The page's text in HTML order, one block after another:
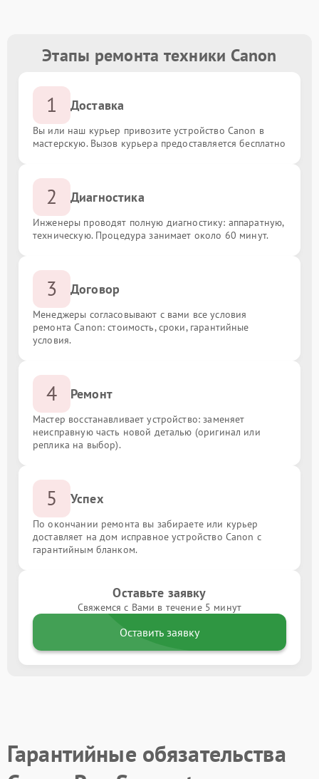
Этапы ремонта техники Canon
1 Доставка
Вы или наш курьер привозите устройство Canon в
мастерскую. Вызов курьера предоставляется бесплатно
2 Диагностика
Инженеры проводят полную диагностику: аппаратную,
техническую. Процедура занимает около 60 минут.
3 Договор
Менеджеры согласовывают с вами все условия
ремонта Canon: стоимость, сроки, гарантийные
условия.
4 Ремонт
Мастер восстанавливает устройство: заменяет
неисправную часть новой деталью (оригинал или
реплика на выбор).
5 Успех
По окончании ремонта вы забираете или курьер
доставляет на дом исправное устройство Canon с
гарантийным бланком.
Оставьте заявку
Свяжемся с Вами в течение 5 минут
Оставить заявку
Гарантийные обязательства